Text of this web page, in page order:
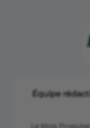
Rapport de
médicaux,
site du Ministère
Équipe
Le blog